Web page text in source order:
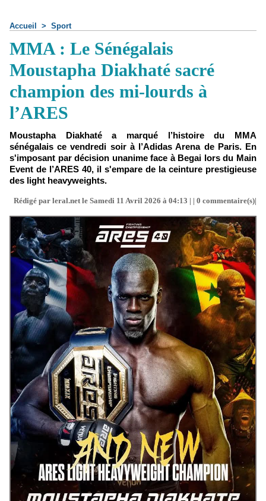
Accueil > Sport
MMA : Le Sénégalais
Moustapha Diakhaté sacré
champion des mi-lourds à
l’ARES
Moustapha Diakhaté a marqué l’histoire du MMA
sénégalais ce vendredi soir à l’Adidas Arena de Paris. En
s'imposant par décision unanime face à Begai lors du Main
Event de l’ARES 40, il s'empare de la ceinture prestigieuse
des light heavyweights.
Rédigé par leral.net le Samedi 11 Avril 2026 à 04:13 | | 0 commentaire(s)|